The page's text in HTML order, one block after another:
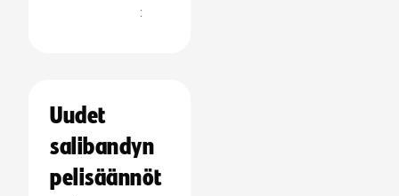
:
Uudet
salibandyn
pelisäännöt